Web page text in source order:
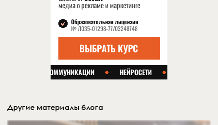
Другие материалы блога